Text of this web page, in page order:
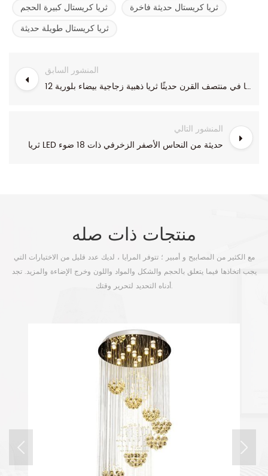
ثريا كريستال كبيرة الحجم
ثريا كريستال حديثة فاخرة
ثريا كريستال طويلة حديثة
المنشور السابق
12 مصباحًا في منتصف القرن حديثًا ثريا ذهبية زجاجية بيضاء بلورية
المنشور التالي
ثريا LED حديثة من النحاس الأصفر الزخرفي ذات 18 ضوء
منتجات ذات صله
مع الكثير من المصابيح و أمبير ؛ تتوفر المرايا ، لديك عدد قليل من الاختيارات التي
يجب اتخاذها فيما يتعلق بالحجم والشكل والمواد واللون وخرج الإضاءة والمزيد. تجد
أدناه التحديد لتحرير وقتك.